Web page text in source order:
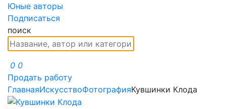
Юные авторы
Подписаться
поиск
0 0
Продать работу
ГлавнаяИскусствоФотографияКувшинки Клода